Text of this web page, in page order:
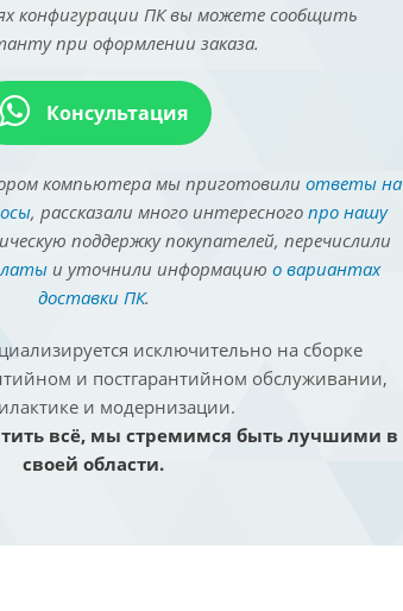
конфигурации ПК вы можете сообщить
при оформлении заказа.
Консультация
компьютера мы приготовили ответы на
, рассказали много интересного про нашу
поддержку покупателей, перечислили
и уточнили информацию о вариантах
доставки ПК.
исключительно на сборке
и постгарантийном обслуживании,
и модернизации.
всё, мы стремимся быть лучшими в
своей области.